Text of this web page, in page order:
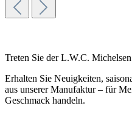
Treten Sie der L.W.C.
Erhalten Sie Neuigkeiten,
aus unserer Manufaktur – für
Geschmack handeln.